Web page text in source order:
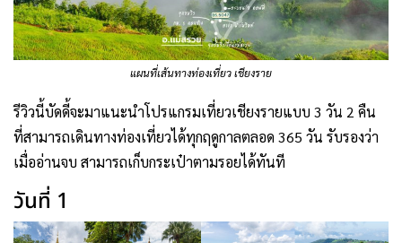
แผนที่เส้นทางท่องเที่ยว เชียงราย
รีวิวนี้บัดดี้จะมาแนะนำโปรแกรมเที่ยวเชียงรายแบบ 3 วัน 2 คืน
ที่สามารถเดินทางท่องเที่ยวได้ทุกฤดูกาลตลอด 365 วัน รับรองว่า
เมื่ออ่านจบ สามารถเก็บกระเป๋าตามรอยได้ทันที
วันที่ 1